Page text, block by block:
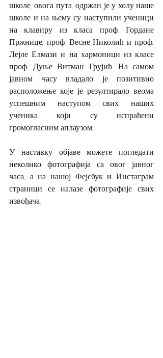
школе, овога пута, одржан је у холу наше
школе и на њему су наступили ученици
на клавиру из класа проф. Гордане
Пржнице, проф. Весне Николић и проф.
Лејле Елмази и на хармоници из класе
проф. Дуње Витман Грујић. На самом
јавном часу владало је позитивно
расположење које је резултирало веома
успешним наступом свих наших
ученика који су испраћени
громогласним аплаузом.
У наставку објаве можете погледати
неколико фотографија са овог јавног
часа, а на нашој Фејсбук и Инстаграм
страници се налазе фотографије свих
извођача.